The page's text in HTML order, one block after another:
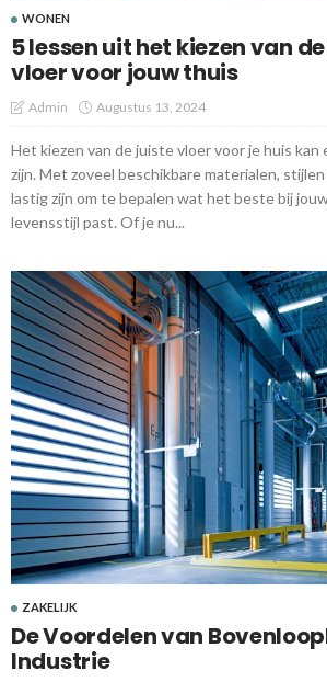
WONEN
5 lessen uit het kiezen van
vloer voor jouw thuis
Admin Augustus 13, 2024
Het kiezen van de juiste vloer voor je huis
zijn. Met zoveel beschikbare materialen,
lastig zijn om te bepalen wat het beste bij
levensstijl past. Of je nu...
ZAKELIJK
De Voordelen van
Industrie